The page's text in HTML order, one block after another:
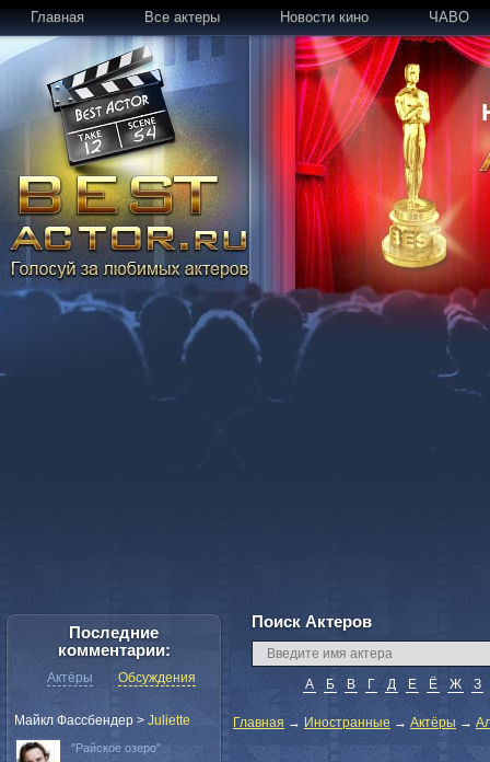
Главная Все актеры Новости кино ЧАВО
Поиск Актеров
А Б В Г Д Е Ё Ж З
Главная → Иностранные → Актёры →
Последние
комментарии:
Актёры Обсуждения
Майкл Фассбендер > Juliette
"Райское озеро"